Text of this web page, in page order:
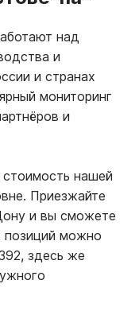
над
и
и странах
мониторинг
и
стоимость нашей
Приезжайте
и вы сможете
позиций можно
здесь же